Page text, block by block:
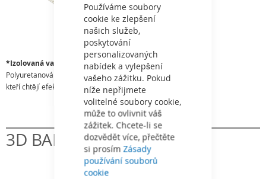
Používáme soubory
cookie ke zlepšení
našich služeb,
poskytování
personalizovaných
nabídek a vylepšení
vašeho zážitku. Pokud
níže nepřijmete
volitelné soubory cookie,
může to ovlivnit váš
zážitek. Chcete-li se
dozvědět více, přečtěte
si prosímZásady
používání souborů
cookie
*Izolovaná varianta
Polyuretanová izolace je ekologické řešení pro zákazníky,
kteří chtějí efektivněji ohřívat své bazény.
3D BARVÝ